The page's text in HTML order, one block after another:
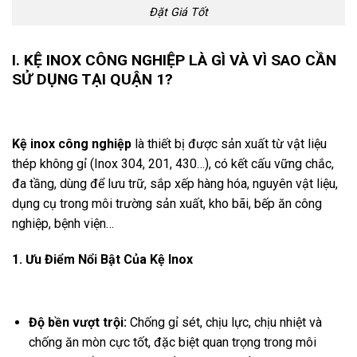
Đặt Giá Tốt
I. KỆ INOX CÔNG NGHIỆP LÀ GÌ VÀ VÌ SAO CẦN
SỬ DỤNG TẠI QUẬN 1?
Kệ inox công nghiệp là thiết bị được sản xuất từ vật liệu
thép không gỉ (Inox 304, 201, 430…), có kết cấu vững chắc,
đa tầng, dùng để lưu trữ, sắp xếp hàng hóa, nguyên vật liệu,
dụng cụ trong môi trường sản xuất, kho bãi, bếp ăn công
nghiệp, bệnh viện…
1. Ưu Điểm Nổi Bật Của Kệ Inox
Độ bền vượt trội:Chống gỉ sét, chịu lực, chịu nhiệt và
chống ăn mòn cực tốt, đặc biệt quan trọng trong môi